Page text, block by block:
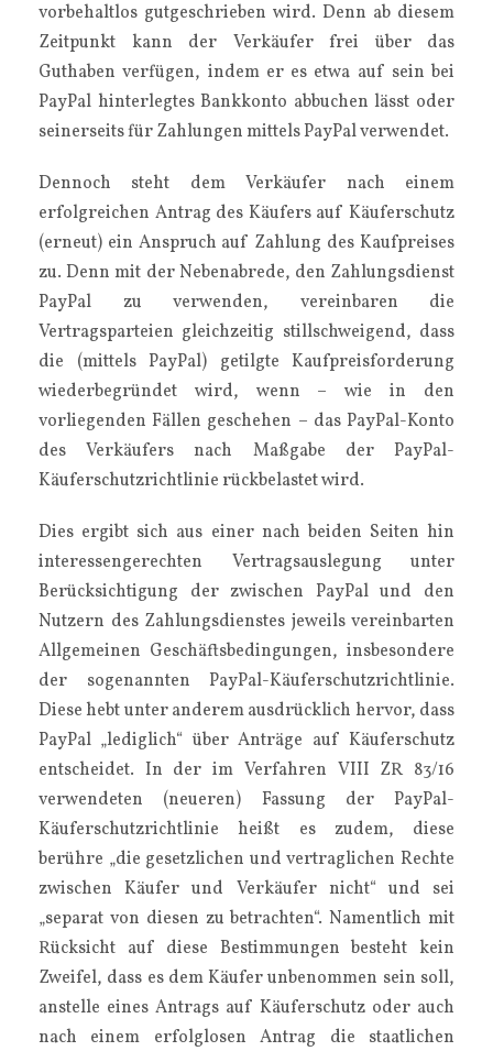
vorbehaltlos gutgeschrieben wird. Denn ab diesem
Zeitpunkt kann der Verkäufer frei über das
Guthaben verfügen, indem er es etwa auf sein bei
PayPal hinterlegtes Bankkonto abbuchen lässt oder
seinerseits für Zahlungen mittels PayPal verwendet.
Dennoch steht dem Verkäufer nach einem
erfolgreichen Antrag des Käufers auf Käuferschutz
(erneut) ein Anspruch auf Zahlung des Kaufpreises
zu. Denn mit der Nebenabrede, den Zahlungsdienst
PayPal zu verwenden, vereinbaren die
Vertragsparteien gleichzeitig stillschweigend, dass
die (mittels PayPal) getilgte Kaufpreisforderung
wiederbegründet wird, wenn – wie in den
vorliegenden Fällen geschehen – das PayPal-Konto
des Verkäufers nach Maßgabe der PayPal-
Käuferschutzrichtlinie rückbelastet wird.
Dies ergibt sich aus einer nach beiden Seiten hin
interessengerechten Vertragsauslegung unter
Berücksichtigung der zwischen PayPal und den
Nutzern des Zahlungsdienstes jeweils vereinbarten
Allgemeinen Geschäftsbedingungen, insbesondere
der sogenannten PayPal-Käuferschutzrichtlinie.
Diese hebt unter anderem ausdrücklich hervor, dass
PayPal „lediglich“ über Anträge auf Käuferschutz
entscheidet. In der im Verfahren VIII ZR 83/16
verwendeten (neueren) Fassung der PayPal-
Käuferschutzrichtlinie heißt es zudem, diese
berühre „die gesetzlichen und vertraglichen Rechte
zwischen Käufer und Verkäufer nicht“ und sei
„separat von diesen zu betrachten“. Namentlich mit
Rücksicht auf diese Bestimmungen besteht kein
Zweifel, dass es dem Käufer unbenommen sein soll,
anstelle eines Antrags auf Käuferschutz oder auch
nach einem erfolglosen Antrag die staatlichen